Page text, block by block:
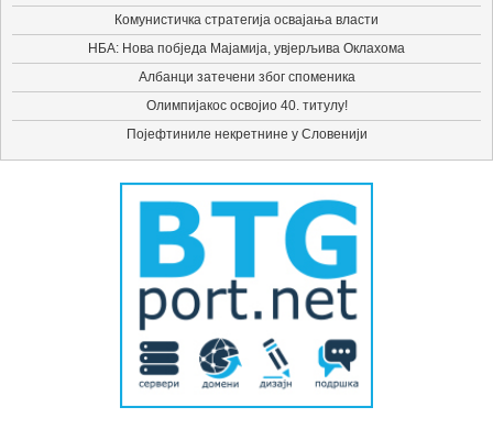
Комунистичка стратегија освајања власти
НБА: Нова побједа Мајамија, увјерљива Оклахома
Албанци затечени због споменика
Олимпијакос освојио 40. титулу!
Појефтиниле некретнине у Словенији